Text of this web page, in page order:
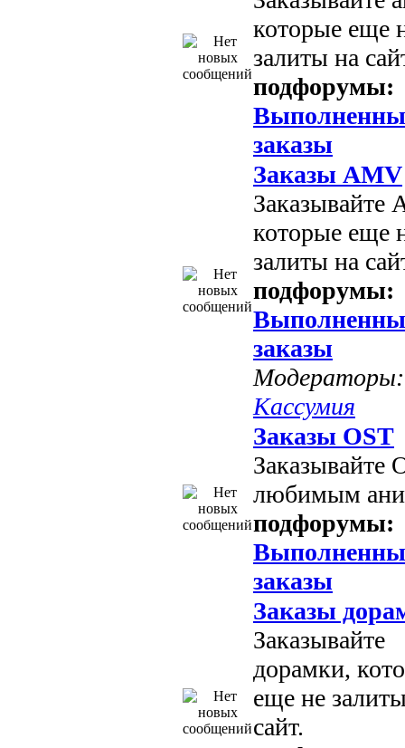
которые еще
залиты на
подфорумы:
заказы
Заказы AMV
Заказывайте
которые еще
залиты на
подфорумы:
заказы
Модераторы:
Кассумия
Заказы OST
Заказывайте
любимым
подфорумы:
заказы
Заказы
Заказывайте
дорамки,
еще не
сайт.